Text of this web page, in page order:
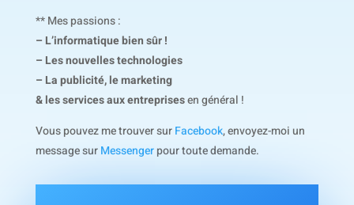
** Mes passions :
– L’informatique bien sûr !
– Les nouvelles technologies
– La publicité, le marketing
& les services aux entreprisesen général !
Vous pouvez me trouver sur Facebook, envoyez-moi un
message sur Messenger pour toute demande.